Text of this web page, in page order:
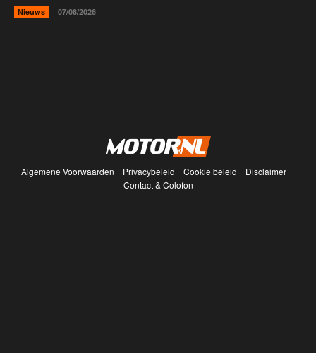
Nieuws 07/08/2026
Algemene Voorwaarden Privacybeleid Cookie beleid
Disclaimer
Contact & Colofon